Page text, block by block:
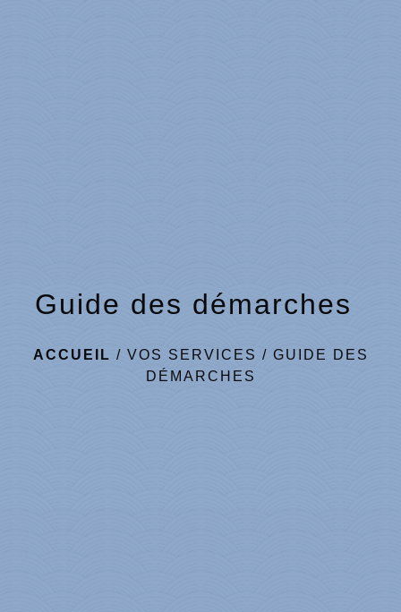
Guide des démarches
ACCUEIL / VOS SERVICES / GUIDE DES
DÉMARCHES